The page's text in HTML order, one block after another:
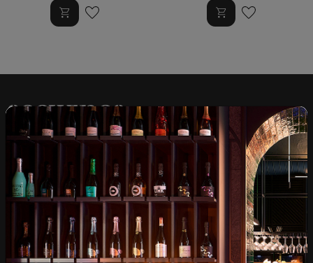
Над 1300 вина от цял
свят
Физически магазини и
събития